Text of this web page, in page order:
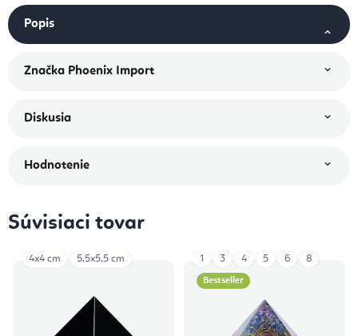
Popis
Značka Phoenix Import
Diskusia
Hodnotenie
Súvisiaci tovar
4x4 cm 5,5x5,5 cm
Bestseller
1 3 4 5 6 8